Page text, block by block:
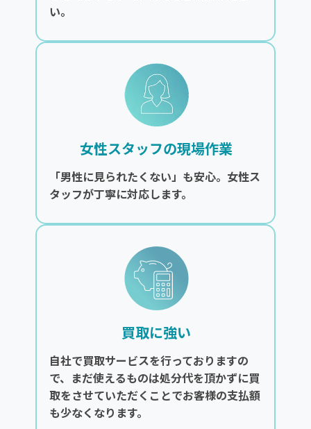
い。
女性スタッフの現場作業
「男性に見られたくない」も安心。女性ス
タッフが丁寧に対応します。
買取に強い
自社で買取サービスを行っておりますの
で、まだ使えるものは処分代を頂かずに買
取をさせていただくことでお客様の支払額
も少なくなります。